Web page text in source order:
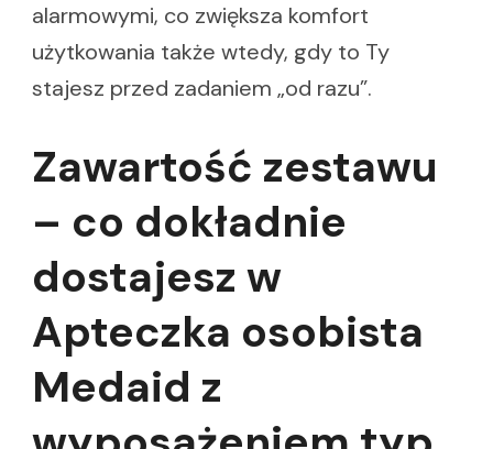
alarmowymi, co zwiększa komfort
użytkowania także wtedy, gdy to Ty
stajesz przed zadaniem „od razu”.
Zawartość zestawu
– co dokładnie
dostajesz w
Apteczka osobista
Medaid z